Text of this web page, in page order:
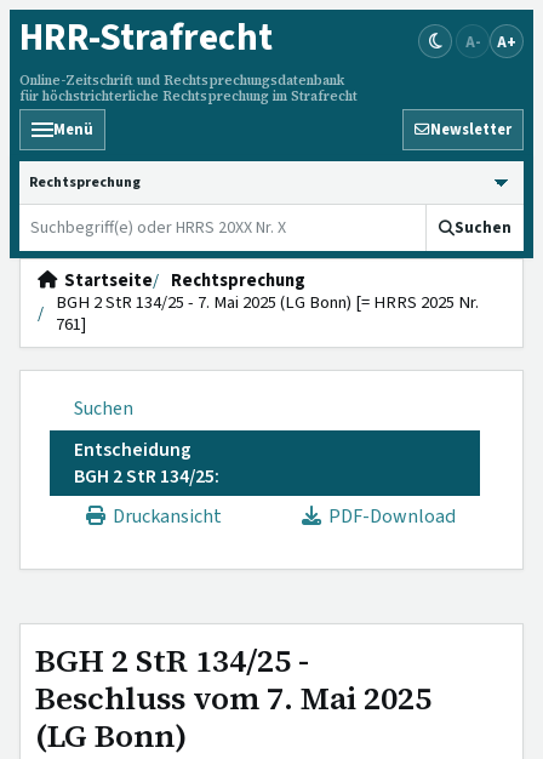
HRR-Strafrecht
Online-Zeitschrift und Rechtsprechungsdatenbank
für höchstrichterliche Rechtsprechung im Strafrecht
A- A+
Menü Newsletter
HRRS durchsuchen
Suchen
Startseite
Rechtsprechung
BGH 2 StR 134/25 - 7. Mai 2025 (LG Bonn) [= HRRS 2025 Nr.
761]
Suchen
Entscheidung
BGH 2 StR 134/25:
Druckansicht
PDF-Download
BGH 2 StR 134/25 -
Beschluss vom 7. Mai 2025
(LG Bonn)